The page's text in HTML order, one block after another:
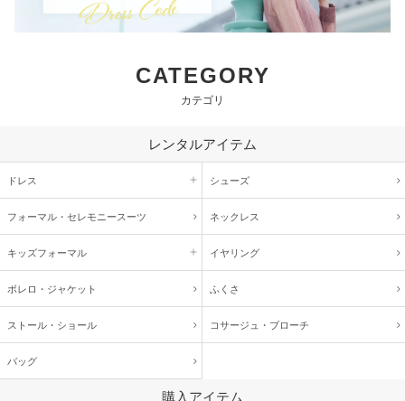
CATEGORY
カテゴリ
レンタルアイテム
ドレス シューズ
フォーマル・ セレモニースーツ ネックレス
キッズフォーマル イヤリング
ボレロ・ジャケット ふくさ
ストール・ショール コサージュ・ ブローチ
バッグ
購入アイテム